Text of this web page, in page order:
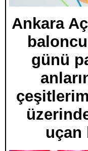
Ankara
günü
uçan